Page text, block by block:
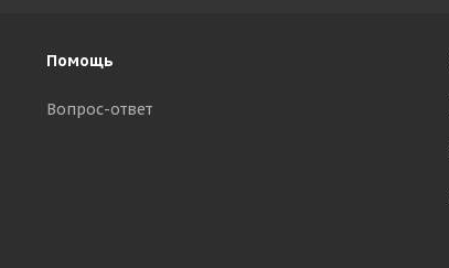
Помощь
Вопрос-ответ